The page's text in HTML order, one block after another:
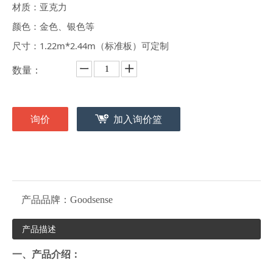
材质：亚克力
颜色：金色、银色等
尺寸：1.22m*2.44m（标准板）可定制
数量：
询价 加入询价篮
产品品牌： Goodsense
产品描述
一、产品介绍：